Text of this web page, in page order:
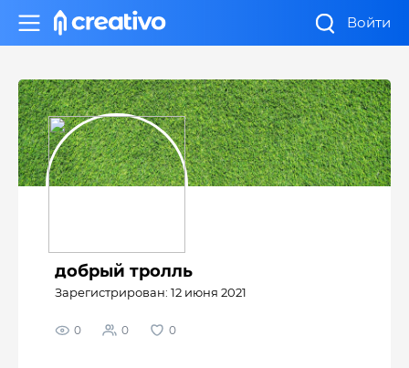
Войти
добрый тролль
Зарегистрирован: 12 июня 2021
0 0 0